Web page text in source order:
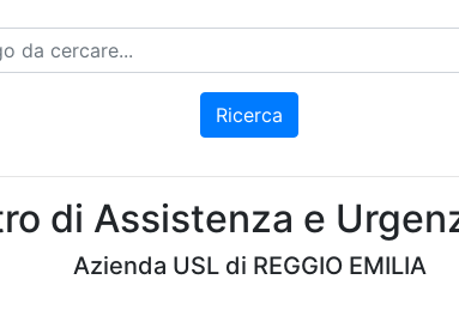
Ricerca
di Assistenza e
Azienda USL di REGGIO EMILIA